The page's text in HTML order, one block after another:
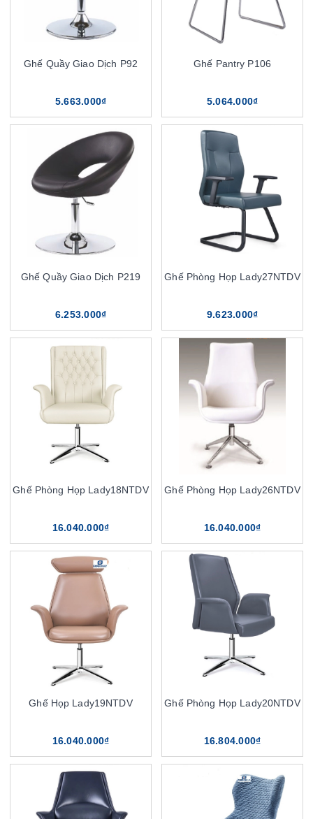
Ghế Quầy Giao Dịch P92
5.663.000₫
Ghế Pantry P106
5.064.000₫
Ghế Quầy Giao Dịch P219
6.253.000₫
Ghế Phòng Họp Lady27NTDV
9.623.000₫
Ghế Phòng Họp Lady18NTDV
16.040.000₫
Ghế Phòng Họp Lady26NTDV
16.040.000₫
Ghế Họp Lady19NTDV
16.040.000₫
Ghế Phòng Họp Lady20NTDV
16.804.000₫